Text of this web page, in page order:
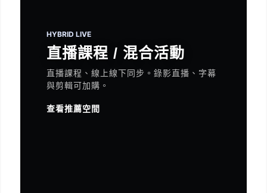
HYBRID LIVE
直播課程 / 混合活動
直播課程、線上線下同步。錄影直播、字幕
與剪輯可加購。
查看推薦空間